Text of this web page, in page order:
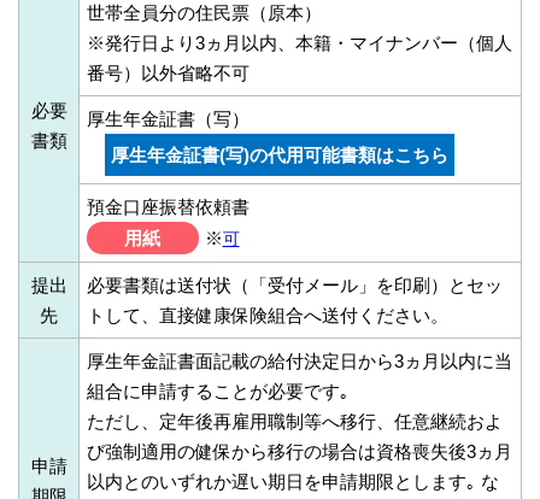
必要
書類
世帯全員分の住民票（原本）
※発行日より3ヵ月以内、本籍・マイナンバー（個人
番号）以外省略不可
厚生年金証書（写）
厚生年金証書(写)の代用可能書類はこちら
預金口座振替依頼書
用紙
※可
提出
先
必要書類は送付状（「受付メール」を印刷）とセッ
トして、直接健康保険組合へ送付ください。
申請
厚生年金証書面記載の給付決定日から3ヵ月以内に当
組合に申請することが必要です｡
ただし、定年後再雇用職制等へ移行、任意継続およ
び強制適用の健保から移行の場合は資格喪失後3ヵ月
以内とのいずれか遅い期日を申請期限とします｡ な